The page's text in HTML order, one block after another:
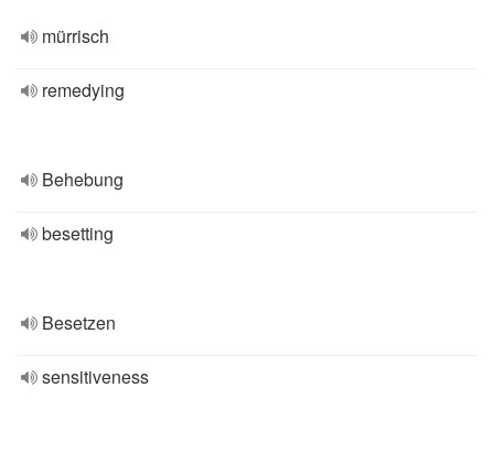
mürrisch
remedying
Behebung
besetting
Besetzen
sensitiveness